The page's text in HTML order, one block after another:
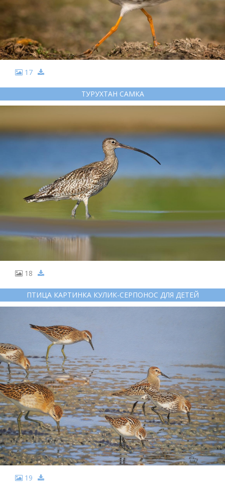
17
ТУРУХТАН САМКА
18
ПТИЦА КАРТИНКА КУЛИК-СЕРПОНОС ДЛЯ ДЕТЕЙ
19